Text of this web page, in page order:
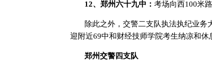
12、郑州六十九中： 考场向西100米
除此之外，交警二支队执法执纪业务
迎附近69中和财经技师学院考生纳凉和休
郑州交警四支队